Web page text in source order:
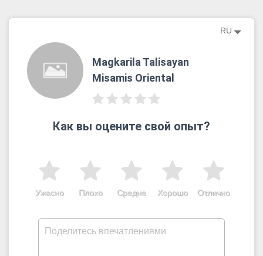
RU
Magkarila Talisayan
Misamis Oriental
Как вы оцените свой опыт?
Отлично
Хорошо
Средне
Плохо
Ужасно